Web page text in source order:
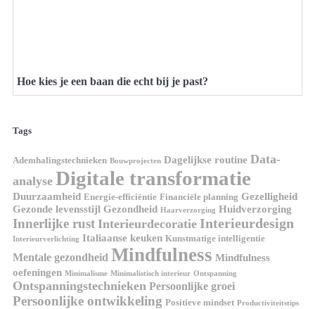
Hoe kies je een baan die echt bij je past?
Tags
Ademhalingstechnieken Bouwprojecten Dagelijkse routine Data-
analyse Digitale transformatie
Duurzaamheid Energie-efficiëntie Financiële planning Gezelligheid
Gezonde levensstijl Gezondheid Haarverzorging Huidverzorging
Innerlijke rust Interieurdecoratie Interieurdesign
Interieurverlichting Italiaanse keuken Kunstmatige intelligentie
Mentale gezondheid Mindfulness Mindfulness
oefeningen Minimalisme Minimalistisch interieur Ontspanning
Ontspanningstechnieken Persoonlijke groei
Persoonlijke ontwikkeling Positieve mindset Productiviteitstips